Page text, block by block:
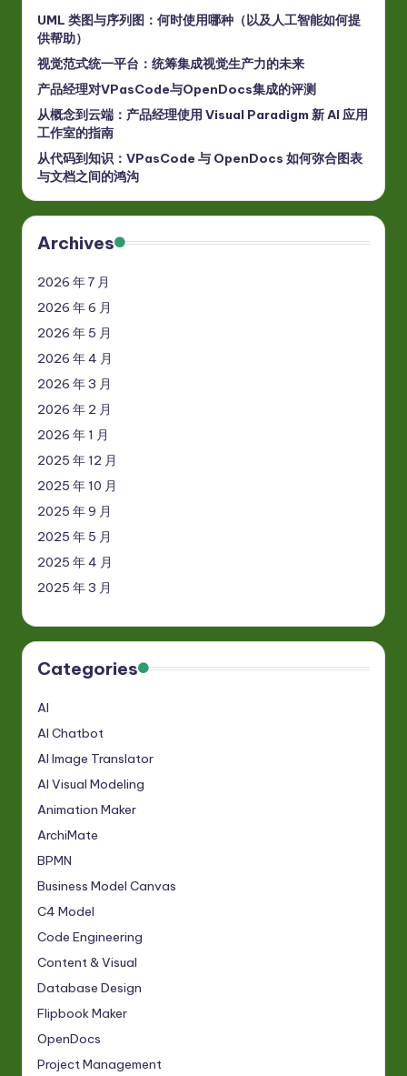
UML 类图与序列图：何时使用哪种（以及人工智能如何提
供帮助）
视觉范式统一平台：统筹集成视觉生产力的未来
产品经理对VPasCode与OpenDocs集成的评测
从概念到云端：产品经理使用 Visual Paradigm 新 AI 应用
工作室的指南
从代码到知识：VPasCode 与 OpenDocs 如何弥合图表
与文档之间的鸿沟
Archives
2026 年 7 月
2026 年 6 月
2026 年 5 月
2026 年 4 月
2026 年 3 月
2026 年 2 月
2026 年 1 月
2025 年 12 月
2025 年 10 月
2025 年 9 月
2025 年 5 月
2025 年 4 月
2025 年 3 月
Categories
AI
AI Chatbot
AI Image Translator
AI Visual Modeling
Animation Maker
ArchiMate
BPMN
Business Model Canvas
C4 Model
Code Engineering
Content & Visual
Database Design
Flipbook Maker
OpenDocs
Project Management